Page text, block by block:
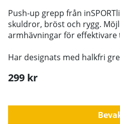
Push-up grepp från
skuldror, bröst och rygg.
armhävningar för effektivare
Har designats med halkfri
299 kr